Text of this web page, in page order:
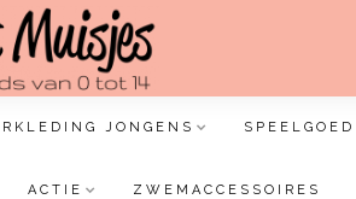
JONGENS SPEELGOED
ACTIE ZWEMACCESSOIRES